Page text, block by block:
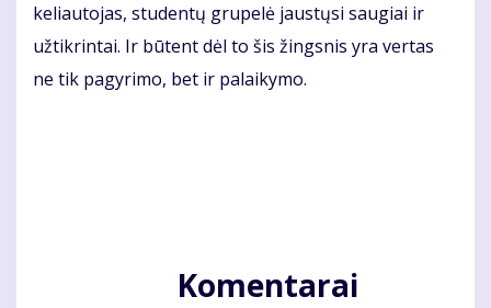
keliautojas, studentų grupelė jaustųsi saugiai ir
užtikrintai. Ir būtent dėl to šis žingsnis yra vertas
ne tik pagyrimo, bet ir palaikymo.
Komentarai